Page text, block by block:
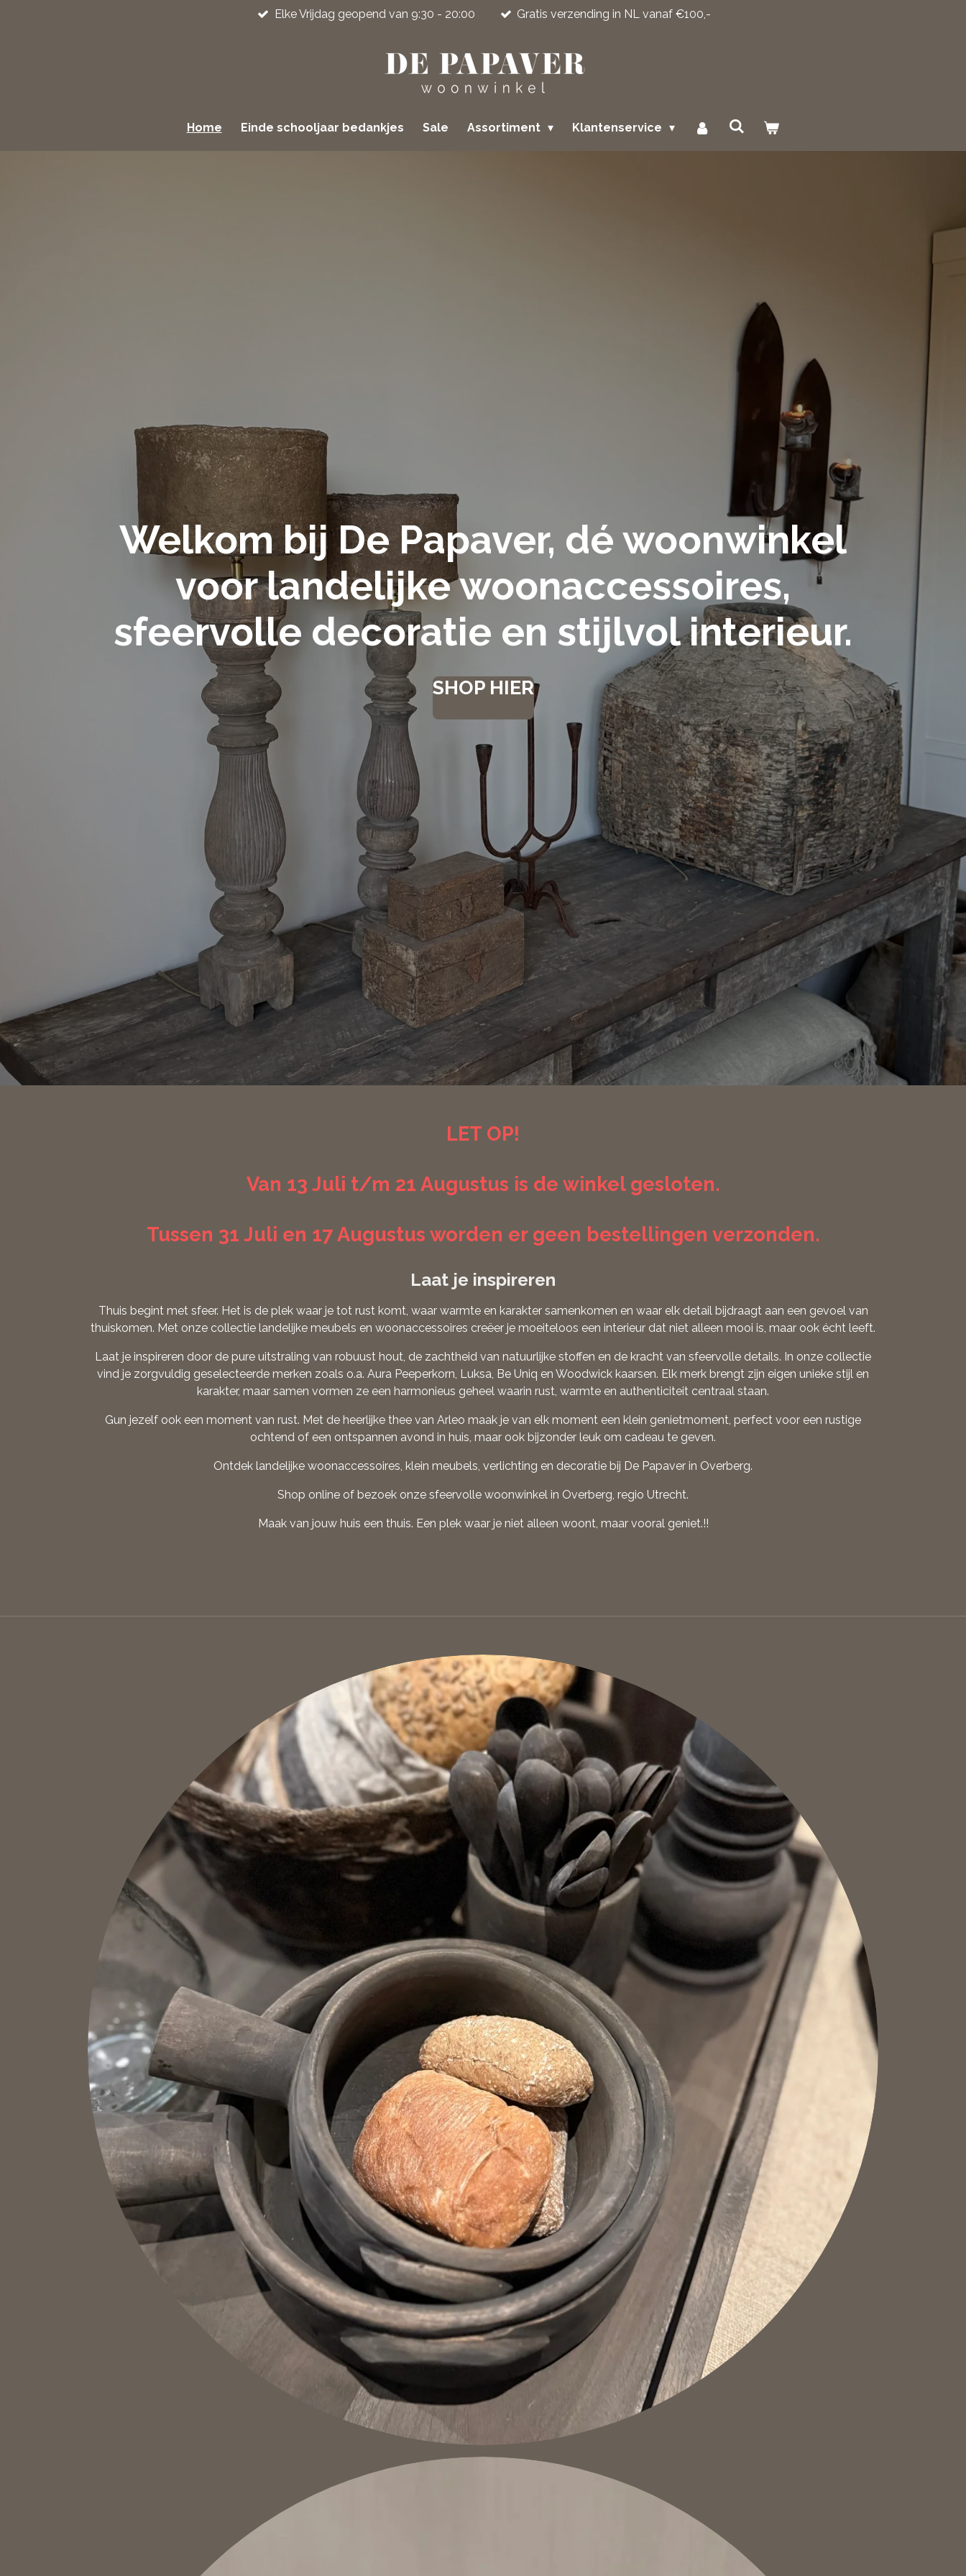
Elke Vrijdag geopend van 9:30 - 20:00 Gratis verzending in NL vanaf €100,-
Home Einde schooljaar bedankjes Sale Assortiment Klantenservice
Welkom bij De Papaver, dé woonwinkel
voor landelijke woonaccessoires,
sfeervolle decoratie en stijlvol interieur.
SHOP HIER
LET OP!
Van 13 Juli t/m 21 Augustus is de winkel gesloten.
Tussen 31 Juli en 17 Augustus worden er geen bestellingen verzonden.
Laat je inspireren
Thuis begint met sfeer. Het is de plek waar je tot rust komt, waar warmte en karakter samenkomen en waar elk detail bijdraagt aan een gevoel van
thuiskomen. Met onze collectie landelijke meubels en woonaccessoires creëer je moeiteloos een interieur dat niet alleen mooi is, maar ook écht leeft.
Laat je inspireren door de pure uitstraling van robuust hout, de zachtheid van natuurlijke stoffen en de kracht van sfeervolle details. In onze collectie
vind je zorgvuldig geselecteerde merken zoals o.a. Aura Peeperkorn, Luksa, Be Uniq en Woodwick kaarsen. Elk merk brengt zijn eigen unieke stijl en
karakter, maar samen vormen ze een harmonieus geheel waarin rust, warmte en authenticiteit centraal staan.
Gun jezelf ook een moment van rust. Met de heerlijke thee van Arleo maak je van elk moment een klein genietmoment, perfect voor een rustige
ochtend of een ontspannen avond in huis, maar ook bijzonder leuk om cadeau te geven.
Ontdek landelijke woonaccessoires, klein meubels, verlichting en decoratie bij De Papaver in Overberg.
Shop online of bezoek onze sfeervolle woonwinkel in Overberg, regio Utrecht.
Maak van jouw huis een thuis. Een plek waar je niet alleen woont, maar vooral geniet.!!